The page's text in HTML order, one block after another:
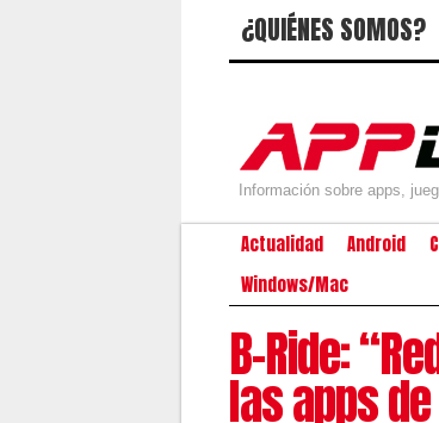
¿QUIÉNES SOMOS?
Información sobre apps,
Actualidad Android
Windows/Mac
B-Ride:
las apps